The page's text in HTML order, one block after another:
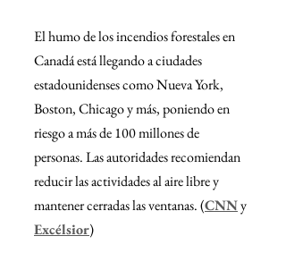
El humo de los incendios forestales en
Canadá está llegando a ciudades
estadounidenses como Nueva York,
Boston, Chicago y más, poniendo en
riesgo a más de 100 millones de
personas. Las autoridades recomiendan
reducir las actividades al aire libre y
mantener cerradas las ventanas. (CNN y
Excélsior)